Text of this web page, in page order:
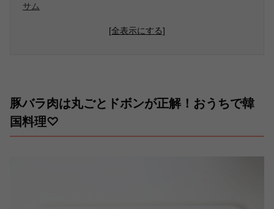
サム
[全表示にする]
豚バラ肉は丸ごとドボンが正解！おうちで韓
国料理♡